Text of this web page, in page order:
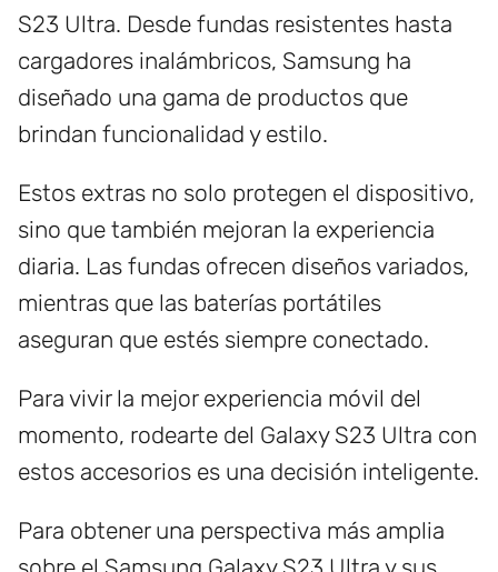
S23 Ultra. Desde fundas resistentes hasta
cargadores inalámbricos, Samsung ha
diseñado una gama de productos que
brindan funcionalidad y estilo.
Estos extras no solo protegen el dispositivo,
sino que también mejoran la experiencia
diaria. Las fundas ofrecen diseños variados,
mientras que las baterías portátiles
aseguran que estés siempre conectado.
Para vivir la mejor experiencia móvil del
momento, rodearte del Galaxy S23 Ultra con
estos accesorios es una decisión inteligente.
Para obtener una perspectiva más amplia